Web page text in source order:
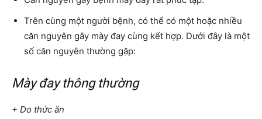
Trên cùng một người bệnh, có thể có một hoặc nhiều
căn nguyên gây mày đay cùng kết hợp. Dưới đây là một
số căn nguyên thường gặp:
Mày đay thông thường
+ Do thức ăn